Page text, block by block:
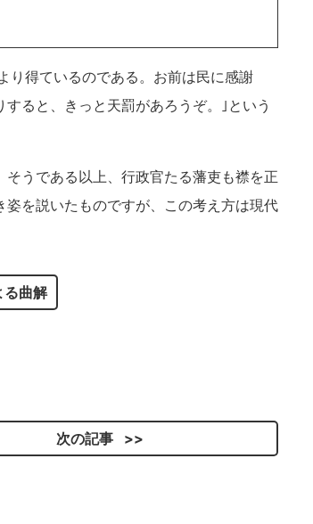
り得ているのである。お前は民に感謝
ると、きっと天罰があろうぞ。｣という
うである以上、行政官たる藩吏も襟を正
を説いたものですが、この考え方は現代
る曲解
次の記事